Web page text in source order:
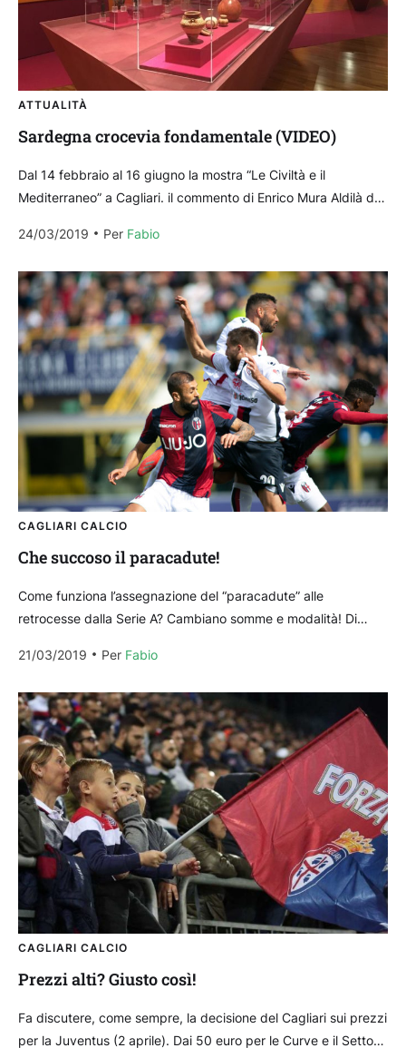
ATTUALITÀ
Sardegna crocevia fondamentale (VIDEO)
Dal 14 febbraio al 16 giugno la mostra “Le Civiltà e il
Mediterraneo” a Cagliari. il commento di Enrico Mura Aldilà del
24/03/2019
Per Fabio
CAGLIARI CALCIO
Che succoso il paracadute!
Come funziona l’assegnazione del “paracadute” alle
retrocesse dalla Serie A? Cambiano somme e modalità! Di
21/03/2019
Per Fabio
CAGLIARI CALCIO
Prezzi alti? Giusto così!
Fa discutere, come sempre, la decisione del Cagliari sui prezzi
per la Juventus (2 aprile). Dai 50 euro per le Curve e il Settore